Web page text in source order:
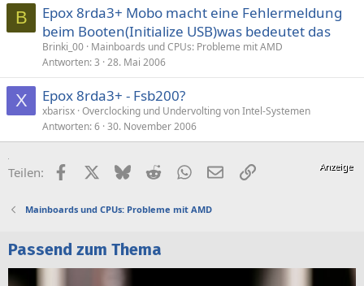
B
Epox 8rda3+ Mobo macht eine Fehlermeldung
beim Booten(Initialize USB)was bedeutet das
Brinki_00 Mainboards und CPUs: Probleme mit AMD
Antworten 3 28. Mai 2006
X Epox 8rda3+ - Fsb200?
xbarisx Overclocking und Undervolting von Intel-Systemen
Antworten 6 30. November 2006
Teilen: FacebookX (Twitter)
BlueskyRedditWhatsApp
E-MailLink
Mainboards und CPUs: Probleme mit AMD
Passend zum Thema